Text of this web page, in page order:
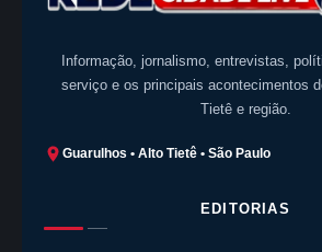
Informação, jornalismo, entrevistas,
serviço e os principais acontecimentos
Tietê e região.
Guarulhos • Alto Tietê • São Paulo
EDITORIAS